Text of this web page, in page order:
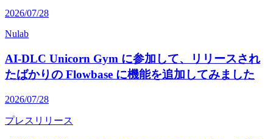
2026/07/28
Nulab
AI-DLC Unicorn Gym に参加して、リリースされ
たばかりの Flowbase に機能を追加してみました
2026/07/28
プレスリリース